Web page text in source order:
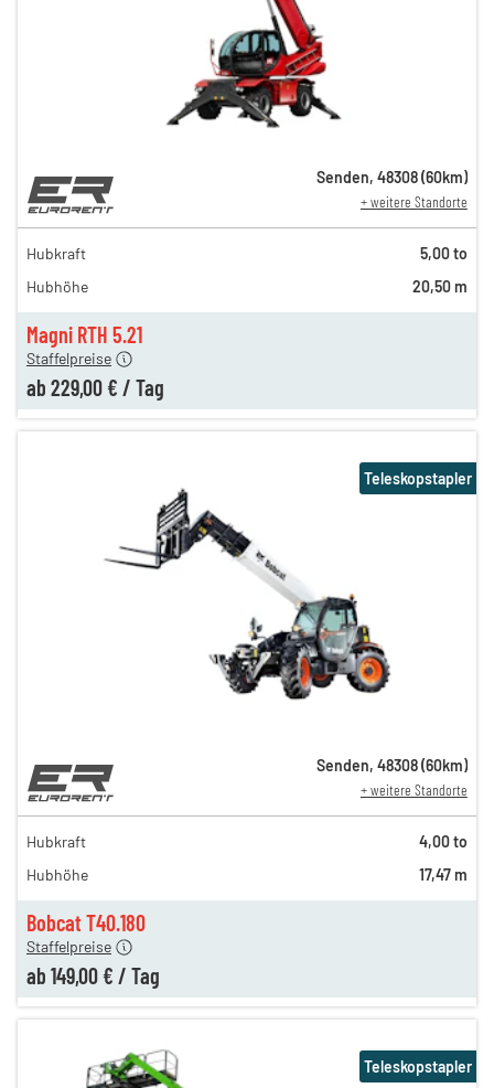
Magni RTH 5.21
369,00 €
319,00 €
289,00 €
259,00 €
Staffelpreise
ab 229,00 € / Tag
Senden, 48308(60km)
+ weitere Standorte
Hubkraft
5,00 to
Hubhöhe
20,50 m
Bobcat T40.180
269,00 €
239,00 €
209,00 €
199,00 €
Staffelpreise
ab 149,00 € / Tag
Teleskopstapler
Senden, 48308(60km)
+ weitere Standorte
Hubkraft
4,00 to
Hubhöhe
17,47 m
Teleskopstapler